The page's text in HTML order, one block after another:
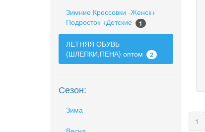
Зимние Кроссовки -Женск+
Подросток +Детские
1
ЛЕТНЯЯ ОБУВЬ
(ШЛЕПКИ,ПЕНА) оптом
2
Сезон:
Зима
1